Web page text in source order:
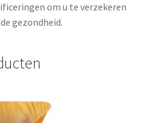
om u te verzekeren
gezondheid.